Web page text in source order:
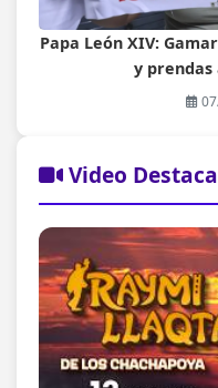
Papa León XIV:
y prendas
Video